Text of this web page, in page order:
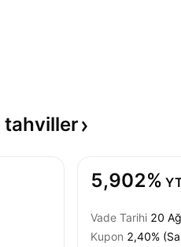
tahviller
5,902%
Vade Tarihi 20
Kupon 2,40%